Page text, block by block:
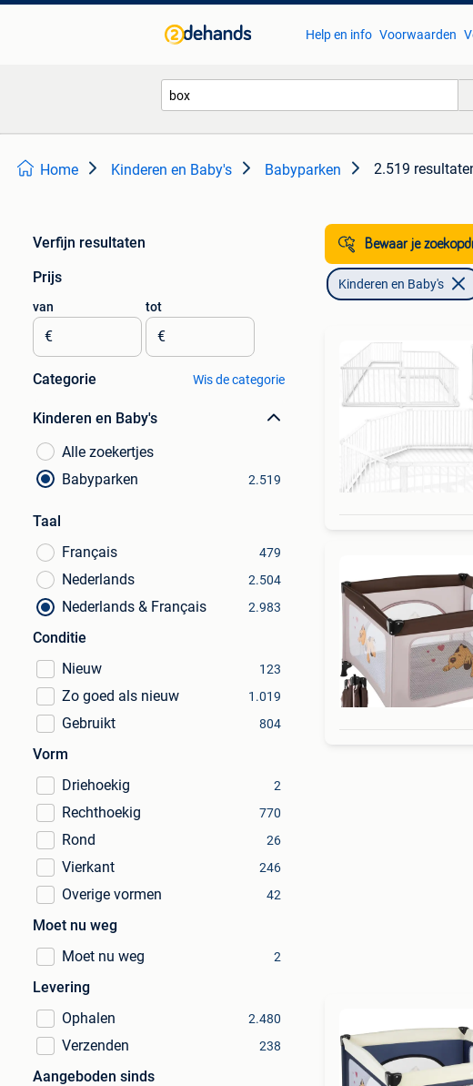
Help en info Voorwaarden
Home Kinderen en Baby's Babyparken 2.519
Verfijn resultaten
Prijs
van
€
tot
€
Categorie Wis de categorie
Kinderen en Baby's
Alle zoekertjes
Babyparken
2.519
Taal
Français
479
Nederlands 2.504
Nederlands & Français 2.983
Conditie
Nieuw
123
Zo goed als nieuw 1.019
Gebruikt 804
Vorm
Driehoekig
2
Rechthoekig 770
Rond 26
Vierkant 246
Overige vormen 42
Moet nu weg
Moet nu weg
2
Levering
Ophalen
2.480
Verzenden 238
Aangeboden sinds
Bewaar je
Kinderen en Baby's